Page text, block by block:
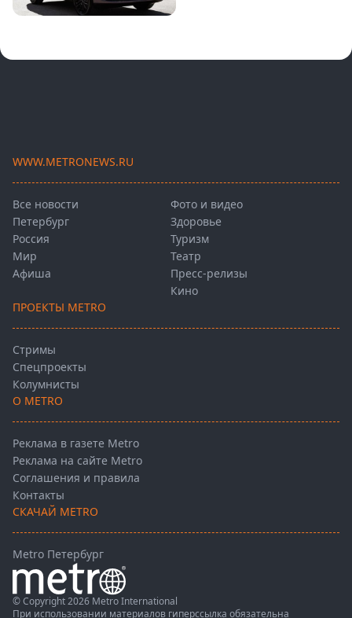
WWW.METRONEWS.RU
Все новости
Петербург
Россия
Мир
Афиша
Фото и видео
Здоровье
Туризм
Театр
Пресс-релизы
Кино
ПРОЕКТЫ METRO
Стримы
Спецпроекты
Колумнисты
О METRO
Реклама в газете Metro
Реклама на сайте Metro
Соглашения и правила
Контакты
СКАЧАЙ METRO
Metro Петербург
© Copyright 2026 Metro International
При использовании материалов гиперссылка обязательна